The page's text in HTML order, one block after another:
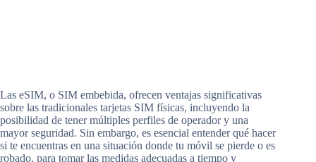
Las eSIM, o SIM embebida, ofrecen ventajas significativas
sobre las tradicionales tarjetas SIM físicas, incluyendo la
posibilidad de tener múltiples perfiles de operador y una
mayor seguridad. Sin embargo, es esencial entender qué hacer
si te encuentras en una situación donde tu móvil se pierde o es
robado, para tomar las medidas adecuadas a tiempo y